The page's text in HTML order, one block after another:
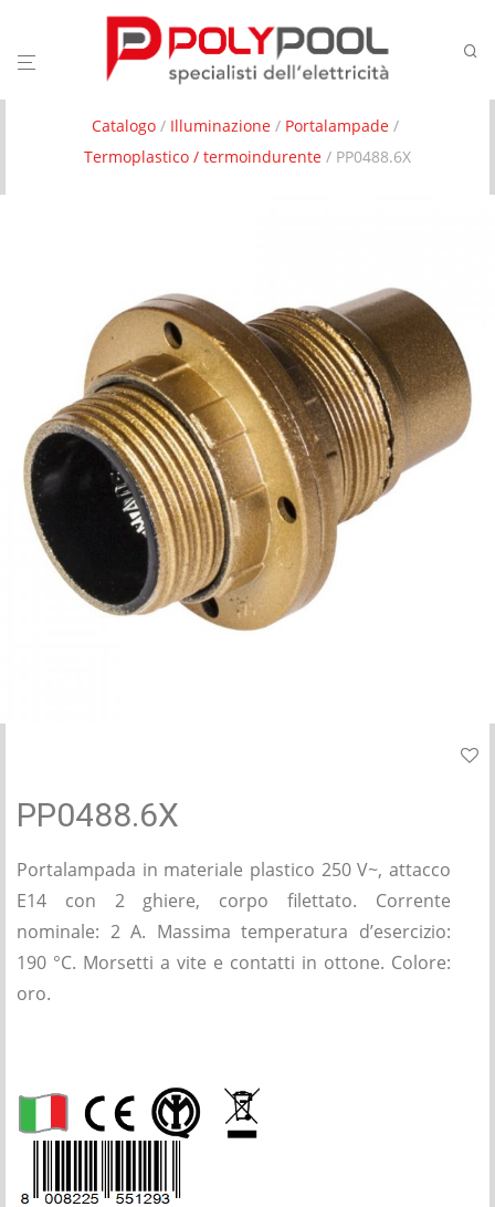
Catalogo / Illuminazione / Portalampade /
Termoplastico / termoindurente / PP0488.6X
PP0488.6X
Portalampada in materiale plastico 250 V~, attacco
E14 con 2 ghiere, corpo filettato. Corrente
nominale: 2 A. Massima temperatura d’esercizio:
190 °C. Morsetti a vite e contatti in ottone. Colore:
oro.